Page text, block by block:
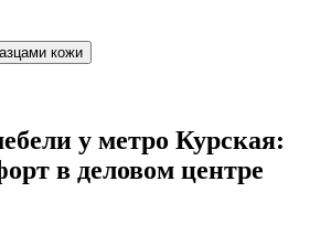
кожи
у метро Курская:
в деловом центре